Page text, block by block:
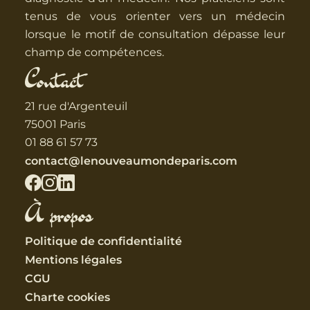
séquelles post-opératoires …
Les techniques utilisées sont multiples, et
adaptées au patient grâce à un
de séance. Elles peuvent s’exercer sur les
Contre-indications :
L’ostéopathe ne traite pas les cas urgents
tels que les crises cardiaques, les
hémorragies, les traumatismes et autres
chocs accidentels. L’ostéopathie est
également contre-indiquée chez les
personnes atteintes de maladies
tenus de vous orienter vers un médecin
lorsque le motif de consultation dépasse leur
champ de compétences.
Contact
21 rue d'Argenteuil
75001 Paris
01 88 61 57 73
contact@lenouveaumondeparis.com
À propos
Politique de confidentialité
Mentions légales
CGU
Charte cookies